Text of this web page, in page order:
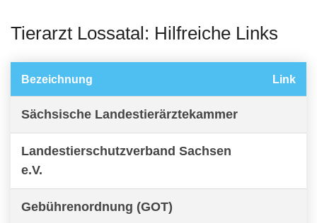
Tierarzt Lossatal: Hilfreiche Links
Bezeichnung Link
Sächsische Landestierärztekammer
Landestierschutzverband Sachsen
e.V.
Gebührenordnung (GOT)